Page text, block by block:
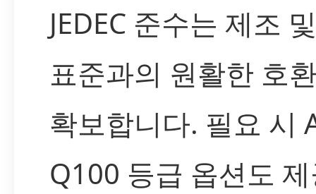
JEDEC 준수는 제조
표준과의 원활한 호
확보합니다. 필요 시
Q100 등급 옵션도